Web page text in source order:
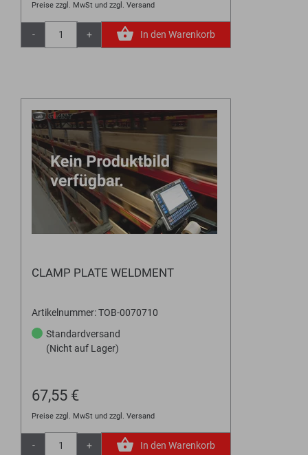
Preise zzgl. MwSt und zzgl. Versand
- + In den Warenkorb
CLAMP PLATE WELDMENT
Artikelnummer: TOB-0070710
Standardversand
(Nicht auf Lager)
67,55 €
Preise zzgl. MwSt und zzgl. Versand
- + In den Warenkorb